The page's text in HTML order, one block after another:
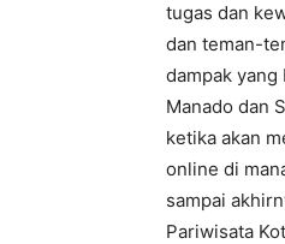
tugas dan
dan teman-
dampak yang
Manado dan
ketika akan
online di
sampai
Pariwisata